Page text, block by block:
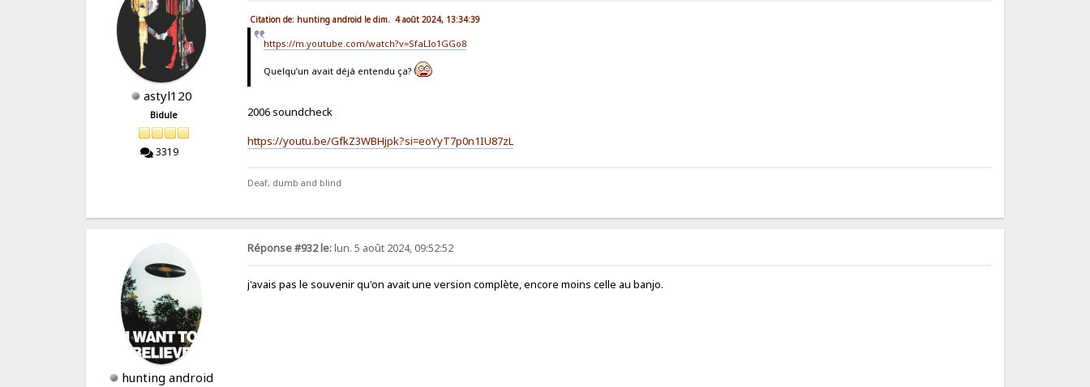
astyl120
Bidule
3319
Citation de: hunting android le dim. 4 août 2024, 13:34:39
https://m.youtube.com/watch?v=SfaLIo1GGo8
Quelqu’un avait déjà entendu ça?
2006 soundcheck
https://youtu.be/GfkZ3WBHjpk?si=eoYyT7p0n1IU87zL
Deaf, dumb and blind
hunting android
Réponse #932 le:lun. 5 août 2024, 09:52:52
j'avais pas le souvenir qu'on avait une version complète, encore moins celle au banjo.